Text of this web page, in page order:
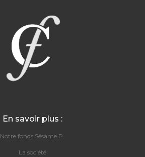
En savoir plus :
Notre fonds Sésame P.
La société